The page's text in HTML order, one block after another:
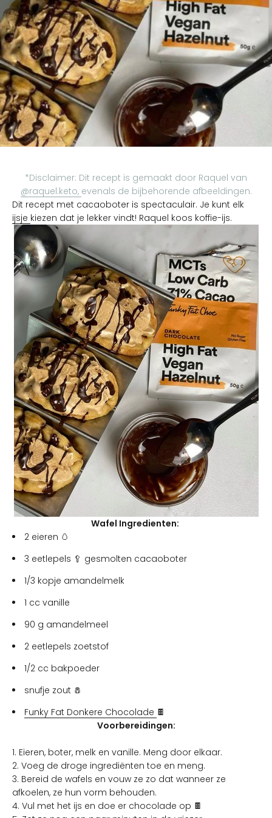
*Disclaimer: Dit recept is gemaakt door Raquel van
@raquel.keto, evenals de bijbehorende afbeeldingen.
Dit recept met cacaoboter is spectaculair. Je kunt elk
ijsje kiezen dat je lekker vindt! Raquel koos koffie-ijs.
Wafel Ingredienten:
2 eieren 🥚
3 eetlepels 🥄 gesmolten cacaoboter
1/3 kopje amandelmelk
1 cc vanille
90 g amandelmeel
2 eetlepels zoetstof
1/2 cc bakpoeder
snufje zout 🧂
Funky Fat Donkere Chocolade 🍫
Voorbereidingen:
1. Eieren, boter, melk en vanille. Meng door elkaar.
2. Voeg de droge ingrediënten toe en meng.
3. Bereid de wafels en vouw ze zo dat wanneer ze
afkoelen, ze hun vorm behouden.
4. Vul met het ijs en doe er chocolade op 🍫